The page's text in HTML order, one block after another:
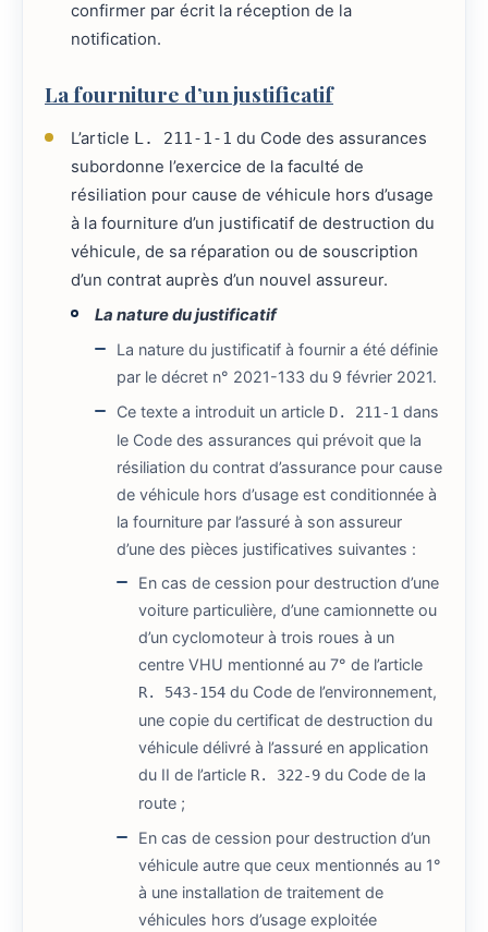
confirmer par écrit la réception de la
notification.
La fourniture d’un justificatif
L’article L. 211-1-1 du Code des assurances
subordonne l’exercice de la faculté de
résiliation pour cause de véhicule hors d’usage
à la fourniture d’un justificatif de destruction du
véhicule, de sa réparation ou de souscription
d’un contrat auprès d’un nouvel assureur.
La nature du justificatif
La nature du justificatif à fournir a été définie
par le décret n° 2021-133 du 9 février 2021.
Ce texte a introduit un article D. 211-1 dans
le Code des assurances qui prévoit que la
résiliation du contrat d’assurance pour cause
de véhicule hors d’usage est conditionnée à
la fourniture par l’assuré à son assureur
d’une des pièces justificatives suivantes :
En cas de cession pour destruction d’une
voiture particulière, d’une camionnette ou
d’un cyclomoteur à trois roues à un
centre VHU mentionné au 7° de l’article
R. 543-154 du Code de l’environnement,
une copie du certificat de destruction du
véhicule délivré à l’assuré en application
du II de l’article R. 322-9 du Code de la
route ;
En cas de cession pour destruction d’un
véhicule autre que ceux mentionnés au 1°
à une installation de traitement de
véhicules hors d’usage exploitée